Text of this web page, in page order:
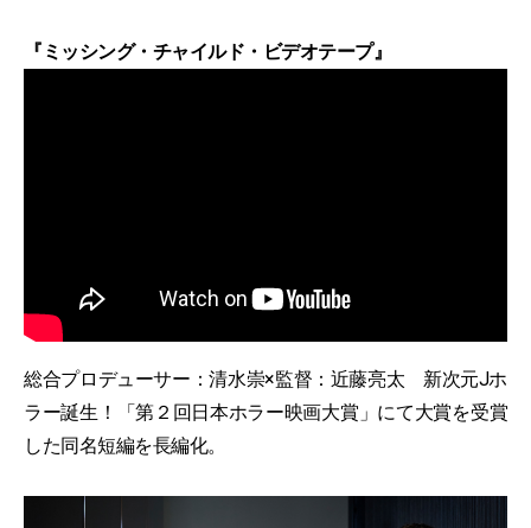
『ミッシング・チャイルド・ビデオテープ』
総合プロデューサー：清水崇×監督：近藤亮太 新次元Jホ
ラー誕生！「第２回日本ホラー映画大賞」にて大賞を受賞
した同名短編を長編化。